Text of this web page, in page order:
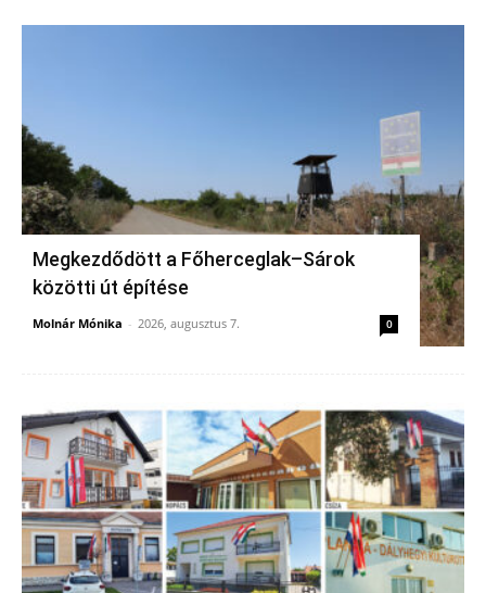
Megkezdődött a Főherceglak–Sárok
közötti út építése
Molnár Mónika - 2026, augusztus 7. 0